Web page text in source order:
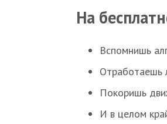
На
Вспомнишь
Отработаешь
Покоришь
И в целом